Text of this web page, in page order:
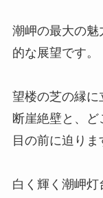
潮岬の最大の魅
的な展望です。
望楼の芝の縁に
断崖絶壁と、
目の前に迫りま
白く輝く潮岬